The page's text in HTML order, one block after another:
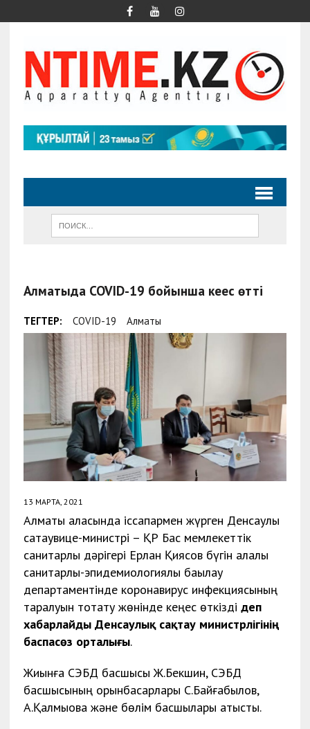
Алматыда COVID-19 бойынша кеңес өтті
ТЕГТЕР: COVID-19 Алматы
13 МАРТА, 2021
Алматы қаласында іссапармен жүрген Денсаулық
сақтаувице-министрі – ҚР Бас мемлекеттік
санитарлық дәрігері Ерлан Қиясов бүгін қалалық
санитарлық-эпидемиологиялық бақылау
департаментінде коронавирус инфекциясының
таралуын тоқтату жөнінде кеңес өткізді деп
хабарлайды Денсаулық сақтау министрлігінің
баспасөз орталығы.
Жиынға СЭБД басшысы Ж.Бекшин, СЭБД
басшысының орынбасарлары С.Байғабылов,
А.Қалмықова және бөлім басшылары қатысты.